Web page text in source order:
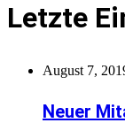
Letzte
August 7,
Neuer